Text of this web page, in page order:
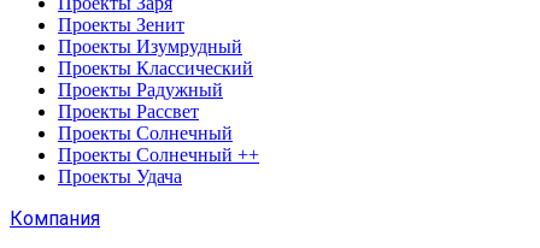
Проекты Зенит
Проекты Изумрудный
Проекты Классический
Проекты Радужный
Проекты Рассвет
Проекты Солнечный
Проекты Солнечный ++
Проекты Удача
Компания